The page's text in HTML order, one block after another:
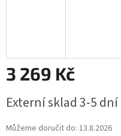
3 269 Kč
cena:
Externí sklad 3-5 dní
Můžeme doručit do: 13.8.2026